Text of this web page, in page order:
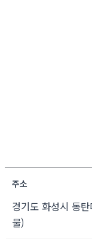
주소
경기도 화성시 동
물)